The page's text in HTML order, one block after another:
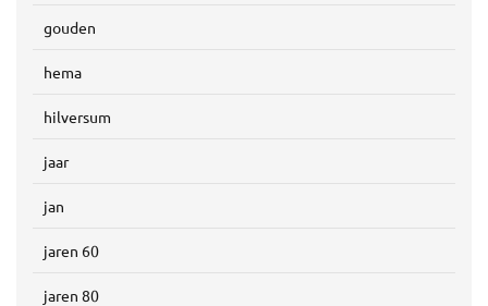
gouden
hema
hilversum
jaar
jan
jaren 60
jaren 80